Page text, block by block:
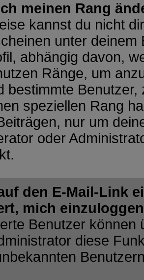
meinen Rang
kannst du nicht
unter
abhängig davon,
Ränge, um
bestimmte
speziellen Rang
nur um
oder
den E-Mail-Link
mich
Benutzer
diese